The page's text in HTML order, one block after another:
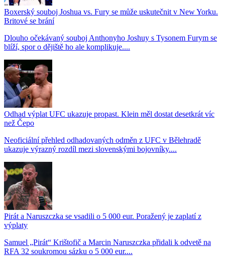
Boxerský souboj Joshua vs. Fury se může uskutečnit v New Yorku.
Britové se brání
Dlouho očekávaný souboj Anthonyho Joshuy s Tysonem Furym se
blíží, spor o dějiště ho ale komplikuje....
Odhad výplat UFC ukazuje propast. Klein měl dostat desetkrát víc
než Čepo
Neoficiální přehled odhadovaných odměn z UFC v Bělehradě
ukazuje výrazný rozdíl mezi slovenskými bojovníky....
Pirát a Naruszczka se vsadili o 5 000 eur. Poražený je zaplatí z
výplaty
Samuel „Pirát“ Krištofič a Marcin Naruszczka přidali k odvetě na
RFA 32 soukromou sázku o 5 000 eur....